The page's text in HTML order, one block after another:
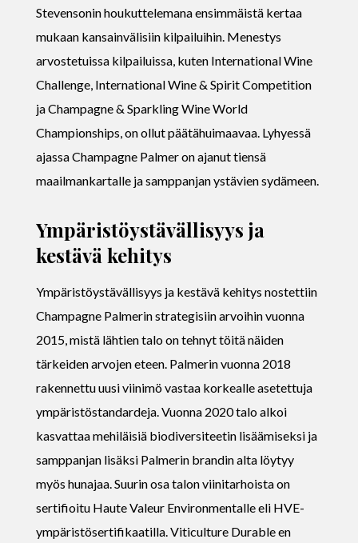
Stevensonin houkuttelemana ensimmäistä kertaa
mukaan kansainvälisiin kilpailuihin. Menestys
arvostetuissa kilpailuissa, kuten International Wine
Challenge, International Wine & Spirit Competition
ja Champagne & Sparkling Wine World
Championships, on ollut päätähuimaavaa. Lyhyessä
ajassa Champagne Palmer on ajanut tiensä
maailmankartalle ja samppanjan ystävien sydämeen.
Ympäristöystävällisyys ja
kestävä kehitys
Ympäristöystävällisyys ja kestävä kehitys nostettiin
Champagne Palmerin strategisiin arvoihin vuonna
2015, mistä lähtien talo on tehnyt töitä näiden
tärkeiden arvojen eteen. Palmerin vuonna 2018
rakennettu uusi viinimö vastaa korkealle asetettuja
ympäristöstandardeja. Vuonna 2020 talo alkoi
kasvattaa mehiläisiä biodiversiteetin lisäämiseksi ja
samppanjan lisäksi Palmerin brandin alta löytyy
myös hunajaa. Suurin osa talon viinitarhoista on
sertifioitu Haute Valeur Environmentalle eli HVE-
ympäristösertifikaatilla. Viticulture Durable en